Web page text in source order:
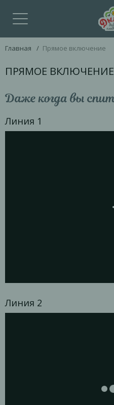
Главная / Прямое включение
ПРЯМОЕ ВКЛЮЧЕНИЕ
Линия 1
Линия 2